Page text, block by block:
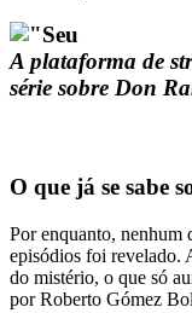
A plataforma de
série sobre Don
O que já se sabe
Por enquanto, nenhum
episódios foi revelado.
do mistério, o que só
por Roberto Gómez